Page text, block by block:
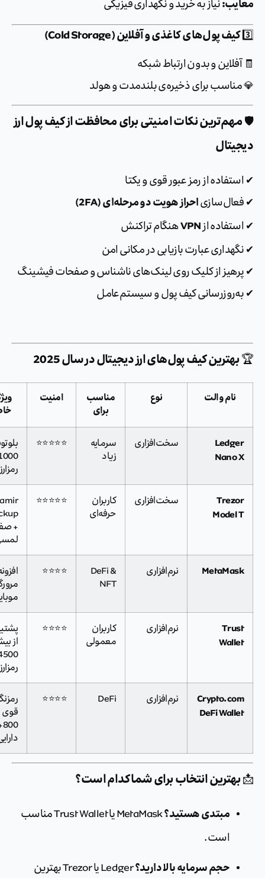
نیاز به خرید و نگهداری فیزیکی
کیف پول‌های کاغذی و آفلاین (Cold Storage)
و بدون ارتباط شبکه
برای ذخیره‌ی بلندمدت و هولد
نکات امنیتی برای محافظت از کیف پول ارز
از رمز عبور قوی و یکتا
احراز هویت دو مرحله‌ای (2FA)
ازVPNهنگام تراکنش
عبارت بازیابی در مکانی امن
از کلیک روی لینک‌های ناشناس و صفحات فیشینگ
کیف پول و سیستم‌عامل
بهترین کیف پول‌های ارز دیجیتال در سال 2025
نام والت
مناسب
امنیت
Nano
سخت‌افزاری
سرمایه
⭐⭐⭐⭐⭐
بلوتوث +
1000+
Model
سخت‌افزاری
کاربران
حرفه‌ای
⭐⭐⭐⭐⭐
Shamir
Backup
+ صفحه
نرم‌افزاری
DeFi &
⭐⭐⭐⭐
مرورگر +
موبایل
نرم‌افزاری
معمولی
پشتیبانی
از بیش از
DeFi
نرم‌افزاری
رمزنگاری
انتخاب برای شما کدام است؟
مبتدی هستید؟ MetaMask یا Trust Wallet مناسب
حجم سرمایه بالا دارید؟ Ledger یا Trezor بهترین